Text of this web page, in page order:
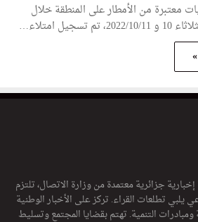
معتبرة من الأمطار على المنطقة خلال
امتلاء…
جزائرية معتمدة من وزارة الاتصال، تلتزم
تطلعات القراء. تركز على الأخبار الوطنية
ومبادرات التنمية. تهتم بقضايا المجتمع وتسليط